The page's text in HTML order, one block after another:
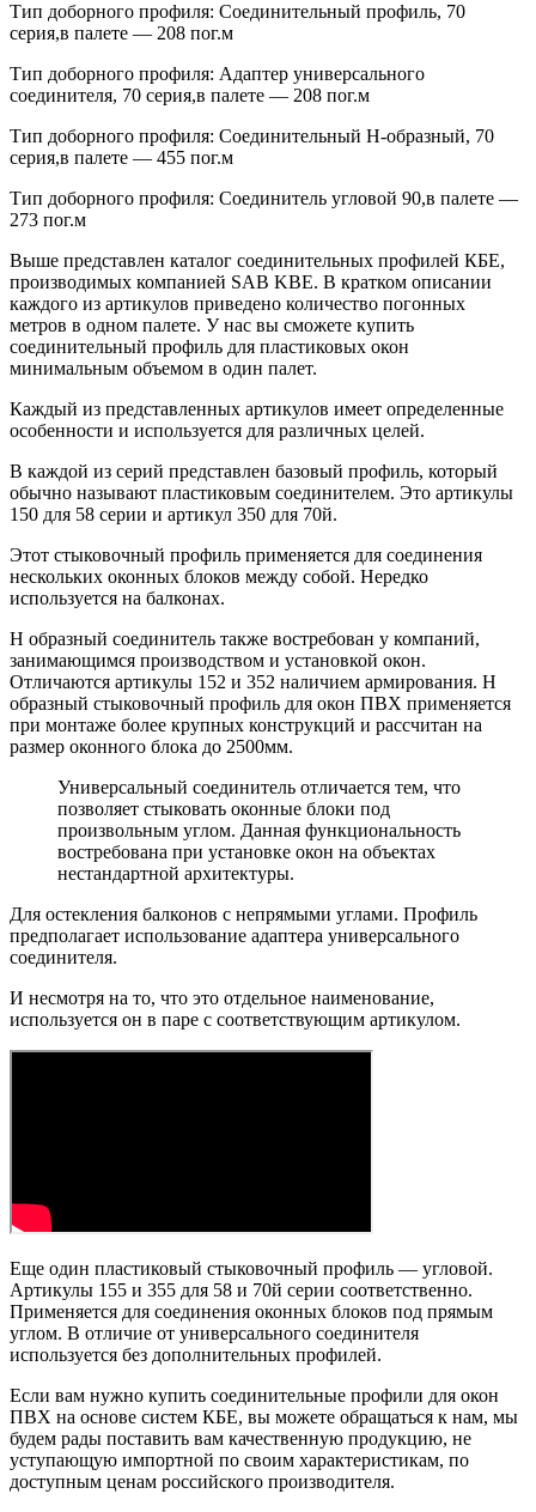
Тип доборного профиля: Соединительный профиль, 70
серия,в палете — 208 пог.м
Тип доборного профиля: Адаптер универсального
соединителя, 70 серия,в палете — 208 пог.м
Тип доборного профиля: Соединительный Н-образный, 70
серия,в палете — 455 пог.м
Тип доборного профиля: Соединитель угловой 90,в палете —
273 пог.м
Выше представлен каталог соединительных профилей КБЕ,
производимых компанией SAB KBE. В кратком описании
каждого из артикулов приведено количество погонных
метров в одном палете. У нас вы сможете купить
соединительный профиль для пластиковых окон
минимальным объемом в один палет.
Каждый из представленных артикулов имеет определенные
особенности и используется для различных целей.
В каждой из серий представлен базовый профиль, который
обычно называют пластиковым соединителем. Это артикулы
150 для 58 серии и артикул 350 для 70й.
Этот стыковочный профиль применяется для соединения
нескольких оконных блоков между собой. Нередко
используется на балконах.
H образный соединитель также востребован у компаний,
занимающимся производством и установкой окон.
Отличаются артикулы 152 и 352 наличием армирования. H
образный стыковочный профиль для окон ПВХ применяется
при монтаже более крупных конструкций и рассчитан на
размер оконного блока до 2500мм.
Универсальный соединитель отличается тем, что
позволяет стыковать оконные блоки под
произвольным углом. Данная функциональность
востребована при установке окон на объектах
нестандартной архитектуры.
Для остекления балконов с непрямыми углами. Профиль
предполагает использование адаптера универсального
соединителя.
И несмотря на то, что это отдельное наименование,
используется он в паре с соответствующим артикулом.
Еще один пластиковый стыковочный профиль — угловой.
Артикулы 155 и 355 для 58 и 70й серии соответственно.
Применяется для соединения оконных блоков под прямым
углом. В отличие от универсального соединителя
используется без дополнительных профилей.
Если вам нужно купить соединительные профили для окон
ПВХ на основе систем КБЕ, вы можете обращаться к нам, мы
будем рады поставить вам качественную продукцию, не
уступающую импортной по своим характеристикам, по
доступным ценам российского производителя.